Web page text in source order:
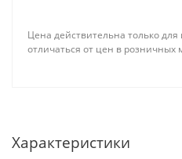
Цена действительна только
отличаться от цен в розничных
Характеристики